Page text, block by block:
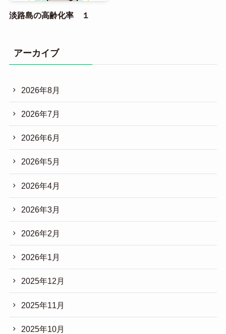
淡路島の高齢化率 １
アーカイブ
2026年8月
2026年7月
2026年6月
2026年5月
2026年4月
2026年3月
2026年2月
2026年1月
2025年12月
2025年11月
2025年10月